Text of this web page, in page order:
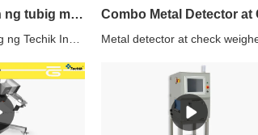
hindi tinatablan ng tubig metal detector sa Wholesale Prices | Techik Instrument (Shanghai) Co., Ltd.
Isinasaalang-alang ng Techik Instrument (Shanghai) Co., Ltd. ang iba't ibang salik upang matiyak ang de-kalidad na disenyo. Ang kaligtasan at seguridad ng kanilang mga elektrikal at mekanikal na bahagi ay pinakamahalaga. Ang kanilang mga mekanikal na bahagi ay maingat na ginawa upang magarantiya ang nangungunang pagganap.